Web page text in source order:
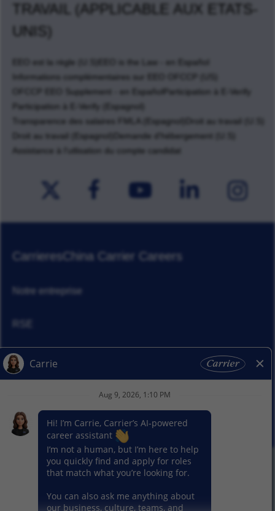
TRAVAIL (APPLICABLE AUX ETATS-
UNIS)
EEO est la règle (U.S)
EEO is the Law - en Español
Informations complémentaires sur EEO OFCCP (US)
OFCCP EEO Supplement - en Español
Participation à E-Verify
Participation à E-Verify (Espagnol)
Transparence des salaires FMLA (Espagnol)
Droit au travail (U.S)
Droit au travail (Espagnol)
Demande d'hébergement (U.S)
Assistance à l'utlisation du compte candidat
CarrieresChina Carrier Careers
Notre entreprise
Actualités
© 2026 Carrier. Tous droits réservés
Notice sur la protection des données
Plan du site